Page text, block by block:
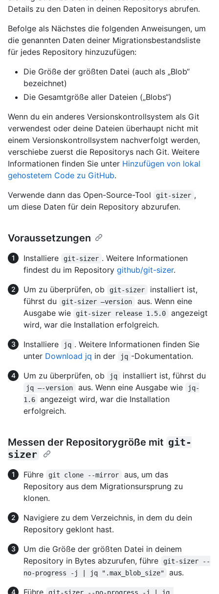
Details zu den Daten in deinen Repositorys abrufen.
Befolge als Nächstes die folgenden Anweisungen, um
die genannten Daten deiner Migrationsbestandsliste
für jedes Repository hinzuzufügen:
Die Größe der größten Datei (auch als „Blob“
bezeichnet)
Die Gesamtgröße aller Dateien („Blobs“)
Wenn du ein anderes Versionskontrollsystem als Git
verwendest oder deine Dateien überhaupt nicht mit
einem Versionskontrollsystem nachverfolgt werden,
verschiebe zuerst die Repositorys nach Git. Weitere
Informationen finden Sie unter Hinzufügen von lokal
gehostetem Code zu GitHub.
Verwende dann das Open-Source-Tool
git-sizer ,
um diese Daten für dein Repository abzurufen.
Voraussetzungen
Installiere git-sizer . Weitere Informationen
findest du im Repository github/git-sizer.
Um zu überprüfen, ob
git-sizer
installiert ist,
führst du
git-sizer –version
aus. Wenn eine
Ausgabe wie
git-sizer release 1.5.0
angezeigt
wird, war die Installation erfolgreich.
Installiere
jq . Weitere Informationen finden Sie
unter Download jq in der jq -Dokumentation.
Um zu überprüfen, ob
jq installiert ist, führst du
jq –-version aus. Wenn eine Ausgabe wie
jq-
1.6
angezeigt wird, war die Installation
erfolgreich.
Messen der Repositorygröße mit git-
sizer
Führe git clone --mirror
aus, um das
Repository aus dem Migrationsursprung zu
klonen.
Navigiere zu dem Verzeichnis, in dem du dein
Repository geklont hast.
Um die Größe der größten Datei in deinem
Repository in Bytes abzurufen, führe
git-sizer --
no-progress -j | jq ".max_blob_size"
aus.
Führe
git-sizer --no-progress -j | jq